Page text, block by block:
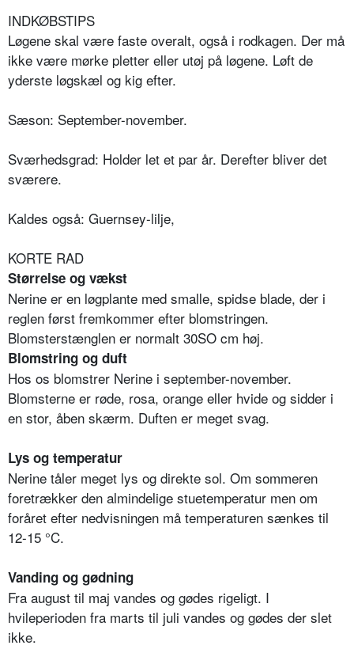
INDKØBSTIPS
Løgene skal være faste overalt, også i rodkagen. Der må
ikke være mørke pletter eller utøj på løgene. Løft de
yderste løgskæl og kig efter.
Sæson: September-november.
Sværhedsgrad: Holder let et par år. Derefter bliver det
sværere.
Kaldes også: Guernsey-lilje,
KORTE RAD
Størrelse og vækst
Nerine er en løgplante med smalle, spidse blade, der i
reglen først fremkommer efter blomstringen.
Blomsterstænglen er normalt 30SO cm høj.
Blomstring og duft
Hos os blomstrer Nerine i september-november.
Blomsterne er røde, rosa, orange eller hvide og sidder i
en stor, åben skærm. Duften er meget svag.
Lys og temperatur
Nerine tåler meget lys og direkte sol. Om sommeren
foretrækker den almindelige stuetemperatur men om
foråret efter nedvisningen må temperaturen sænkes til
12-15 °C.
Vanding og gødning
Fra august til maj vandes og gødes rigeligt. I
hvileperioden fra marts til juli vandes og gødes der slet
ikke.